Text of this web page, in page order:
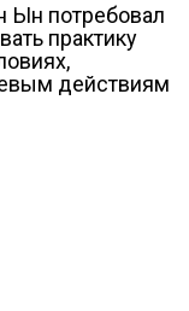
Ын потребовал
практику
действиям